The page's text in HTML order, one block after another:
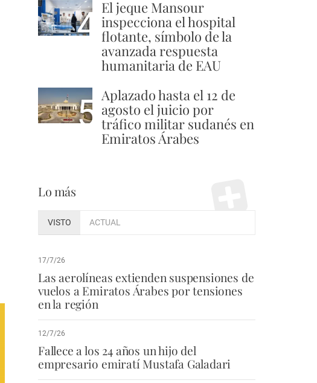
4 El jeque Mansour
inspecciona el hospital
flotante, símbolo de la
avanzada respuesta
humanitaria de EAU
5 Aplazado hasta el 12 de
agosto el juicio por
tráfico militar sudanés en
Emiratos Árabes
Lo más
VISTO ACTUAL
17/7/26
Las aerolíneas extienden suspensiones de
vuelos a Emiratos Árabes por tensiones
en la región
12/7/26
Fallece a los 24 años un hijo del
empresario emiratí Mustafa Galadari